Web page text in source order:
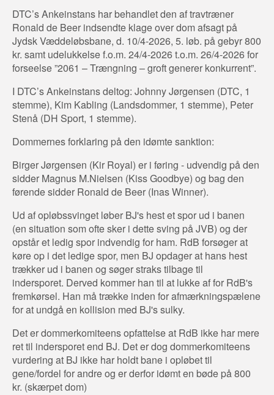
DTC’s Ankeinstans har behandlet den af travtræner
Ronald de Beer indsendte klage over dom afsagt på
Jydsk Væddeløbsbane, d. 10/4-2026, 5. løb. på gebyr 800
kr. samt udelukkelse f.o.m. 24/4-2026 t.o.m. 26/4-2026 for
forseelse ”2061 – Trængning – groft generer konkurrent”.
I DTC’s Ankeinstans deltog: Johnny Jørgensen (DTC, 1
stemme), Kim Kabling (Landsdommer, 1 stemme), Peter
Stenå (DH Sport, 1 stemme).
Dommernes forklaring på den idømte sanktion:
Birger Jørgensen (Kir Royal) er i føring - udvendig på den
sidder Magnus M.Nielsen (Kiss Goodbye) og bag den
førende sidder Ronald de Beer (Inas Winner).
Ud af opløbssvinget løber BJ's hest et spor ud i banen
(en situation som ofte sker i dette sving på JVB) og der
opstår et ledig spor indvendig for ham. RdB forsøger at
køre op i det ledige spor, men BJ opdager at hans hest
trækker ud i banen og søger straks tilbage til
indersporet. Derved kommer han til at lukke af for RdB's
fremkørsel. Han må trække inden for afmærkningspælene
for at undgå en kollision med BJ's sulky.
Det er dommerkomiteens opfattelse at RdB ikke har mere
ret til indersporet end BJ. Det er dog dommerkomiteens
vurdering at BJ ikke har holdt bane i opløbet til
gene/fordel for andre og er derfor idømt en bøde på 800
kr. (skærpet dom)